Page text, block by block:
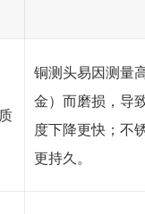
铜测头易因测量
金）而磨损，导
度下降更快；不
更持久。